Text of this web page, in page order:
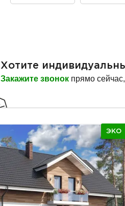
Хотите
Закажите звонок прямо
ЭКО